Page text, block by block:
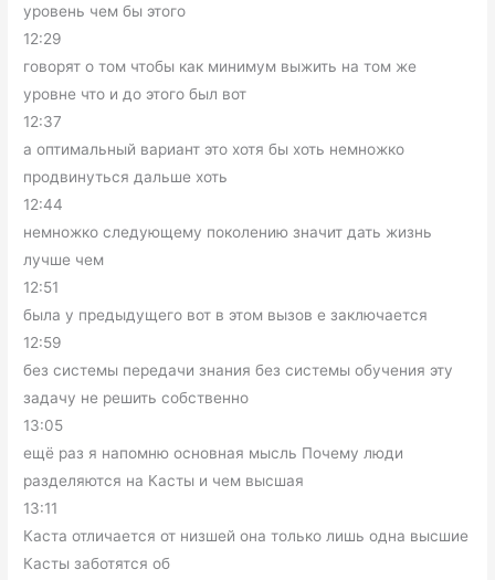
уровень чем бы этого
12:29
говорят о том чтобы как минимум выжить на том же
уровне что и до этого был вот
12:37
а оптимальный вариант это хотя бы хоть немножко
продвинуться дальше хоть
12:44
немножко следующему поколению значит дать жизнь
лучше чем
12:51
была у предыдущего вот в этом вызов е заключается
12:59
без системы передачи знания без системы обучения эту
задачу не решить собственно
13:05
ещё раз я напомню основная мысль Почему люди
разделяются на Касты и чем высшая
13:11
Каста отличается от низшей она только лишь одна высшие
Касты заботятся об